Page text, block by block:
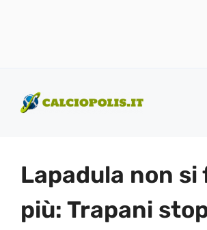
contenuto
Lapadula non si
più: Trapani